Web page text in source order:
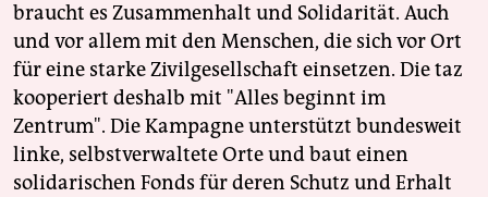
braucht es Zusammenhalt und Solidarität. Auch
und vor allem mit den Menschen, die sich vor Ort
für eine starke Zivilgesellschaft einsetzen. Die taz
kooperiert deshalb mit "Alles beginnt im
Zentrum". Die Kampagne unterstützt bundesweit
linke, selbstverwaltete Orte und baut einen
solidarischen Fonds für deren Schutz und Erhalt